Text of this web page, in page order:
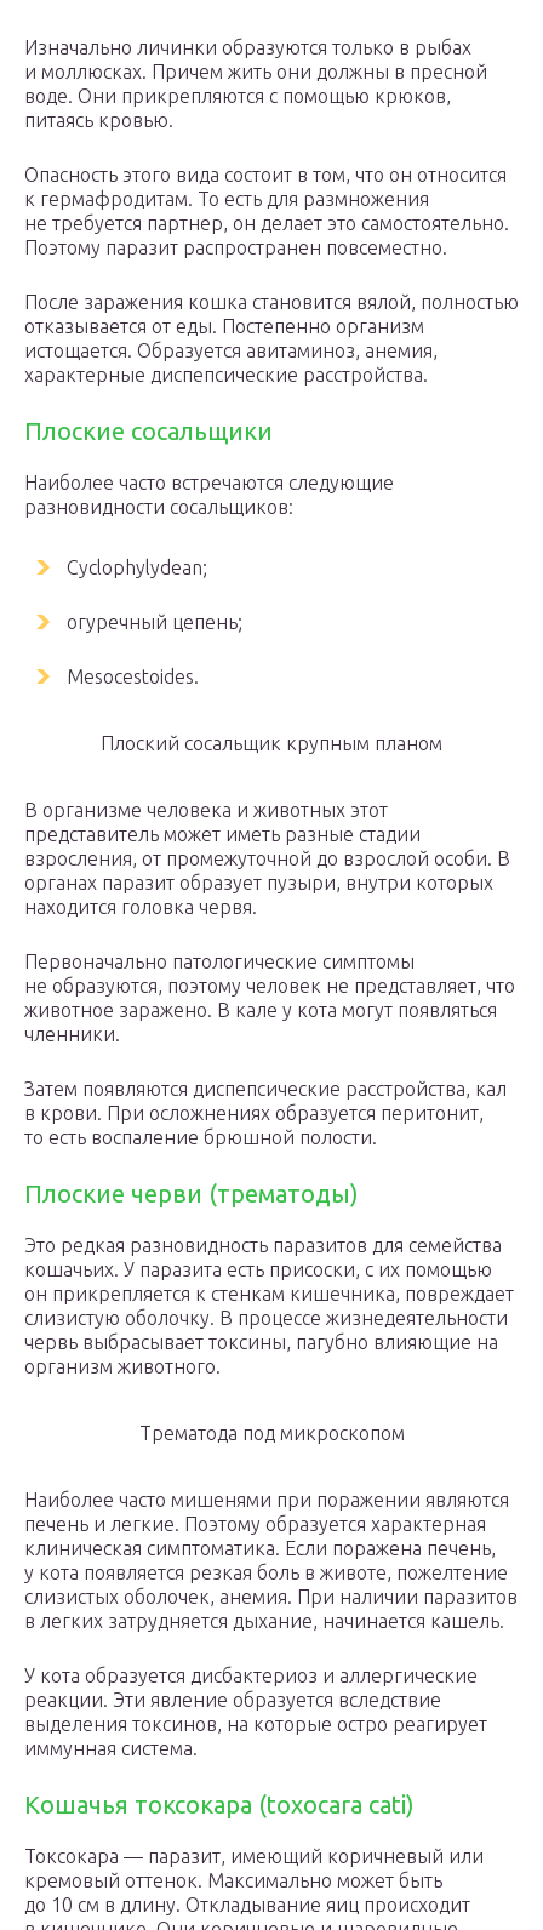
Изначально личинки образуются только в рыбах
и моллюсках. Причем жить они должны в пресной
воде. Они прикрепляются с помощью крюков,
питаясь кровью.
Опасность этого вида состоит в том, что он относится
к гермафродитам. То есть для размножения
не требуется партнер, он делает это самостоятельно.
Поэтому паразит распространен повсеместно.
После заражения кошка становится вялой, полностью
отказывается от еды. Постепенно организм
истощается. Образуется авитаминоз, анемия,
характерные диспепсические расстройства.
Плоские сосальщики
Наиболее часто встречаются следующие
разновидности сосальщиков:
Cyclophylydean;
огуречный цепень;
Mesocestoides.
Плоский сосальщик крупным планом
В организме человека и животных этот
представитель может иметь разные стадии
взросления, от промежуточной до взрослой особи. В
органах паразит образует пузыри, внутри которых
находится головка червя.
Первоначально патологические симптомы
не образуются, поэтому человек не представляет, что
животное заражено. В кале у кота могут появляться
членники.
Затем появляются диспепсические расстройства, кал
в крови. При осложнениях образуется перитонит,
то есть воспаление брюшной полости.
Плоские черви (трематоды)
Это редкая разновидность паразитов для семейства
кошачьих. У паразита есть присоски, с их помощью
он прикрепляется к стенкам кишечника, повреждает
слизистую оболочку. В процессе жизнедеятельности
червь выбрасывает токсины, пагубно влияющие на
организм животного.
Трематода под микроскопом
Наиболее часто мишенями при поражении являются
печень и легкие. Поэтому образуется характерная
клиническая симптоматика. Если поражена печень,
у кота появляется резкая боль в животе, пожелтение
слизистых оболочек, анемия. При наличии паразитов
в легких затрудняется дыхание, начинается кашель.
У кота образуется дисбактериоз и аллергические
реакции. Эти явление образуется вследствие
выделения токсинов, на которые остро реагирует
иммунная система.
Кошачья токсокара (toxocara cati)
Токсокара — паразит, имеющий коричневый или
кремовый оттенок. Максимально может быть
до 10 см в длину. Откладывание яиц происходит